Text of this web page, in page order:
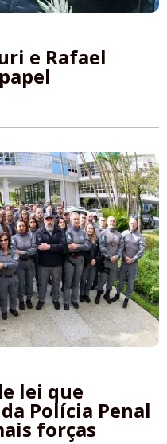
e Rafael
lei que
Polícia Penal
forças